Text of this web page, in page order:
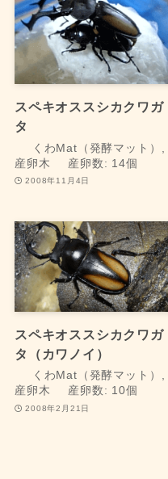
スペキオススシカクワガ
タ
くわMat（発酵マット）,
産卵木
産卵数: 14個
2008年11月4日
スペキオススシカクワガ
タ（カワノイ）
くわMat（発酵マット）,
産卵木
産卵数: 10個
2008年2月21日
外国産クワ